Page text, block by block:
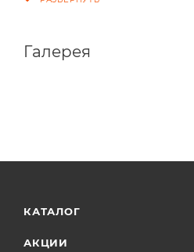
Галерея
КАТАЛОГ
АКЦИИ